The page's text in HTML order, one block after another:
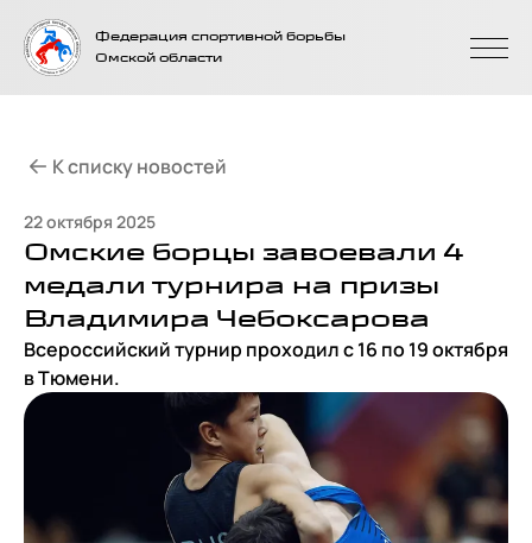
На главную
страницу
Федерация спортивной борьбы
Омской области
22 октября 2025
Омские борцы завоевали 4
медали турнира на призы
Владимира Чебоксарова
Всероссийский турнир проходил с 16 по 19 октября
в Тюмени.
К списку новостей